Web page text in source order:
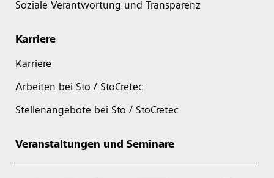
Soziale Verantwortung und Transparenz
Karriere
Karriere
Arbeiten bei Sto / StoCretec
Stellenangebote bei Sto / StoCretec
Veranstaltungen und Seminare